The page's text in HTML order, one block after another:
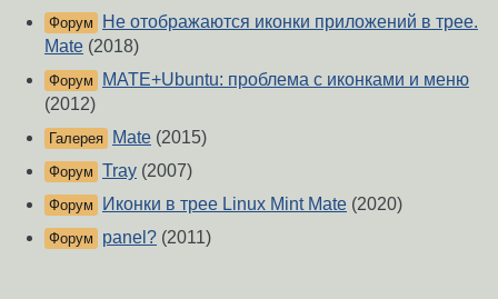
Форум
Не отображаются иконки приложений в трее.
Mate (2018)
Форум
MATE+Ubuntu: проблема с иконками и меню
(2012)
Галерея Mate (2015)
Форум Tray (2007)
Форум Иконки в трее Linux Mint Mate (2020)
Форум panel? (2011)